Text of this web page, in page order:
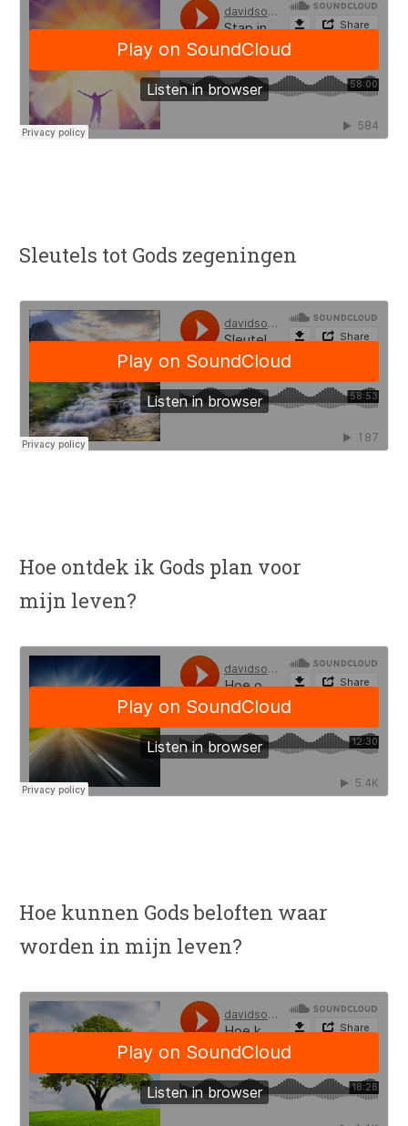
Sleutels tot Gods zegeningen
Hoe ontdek ik Gods plan voor
mijn leven?
Hoe kunnen Gods beloften waar
worden in mijn leven?